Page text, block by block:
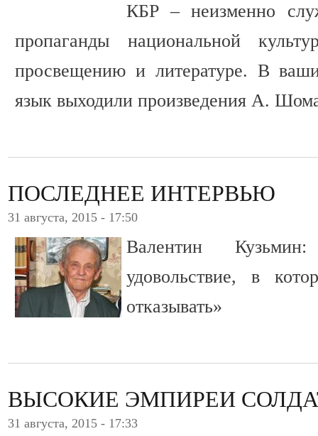
КБР – неизменно
пропаганды национальной
просвещению и литературе. В
язык выходили произведения А.
ПОСЛЕДНЕЕ ИНТЕРВЬЮ
31 августа, 2015 - 17:50
Валентин
удовольствие, в
отказывать»
ВЫСОКИЕ ЭМПИРЕИ
31 августа, 2015 - 17:33